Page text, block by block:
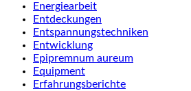
Energiearbeit
Entdeckungen
Entspannungstechniken
Entwicklung
Epipremnum aureum
Equipment
Erfahrungsberichte